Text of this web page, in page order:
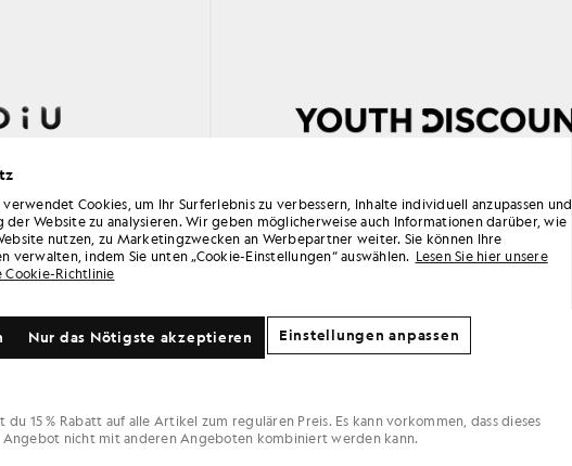
Hier überprüfen
du 15 % Rabatt auf alle Artikel zum regulären Preis. Es kann vorkommen, dass dieses
Angebot nicht mit anderen Angeboten kombiniert werden kann.
verwendet Cookies, um Ihr Surferlebnis zu verbessern, Inhalte individuell anzupassen und
der Website zu analysieren. Wir geben möglicherweise auch Informationen darüber, wie
nutzen, zu Marketingzwecken an Werbepartner weiter. Sie können Ihre
verwalten, indem Sie unten „Cookie-Einstellungen“ auswählen. Lesen Sie hier unsere
Cookie-Richtlinie
Nur das Nötigste akzeptieren Einstellungen anpassen